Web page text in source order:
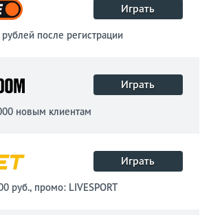
Играть
после регистрации
Играть
новым клиентам
Играть
руб., промо: LIVESPORT